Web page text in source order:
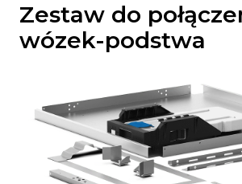
Zestaw do
wózek-podstwa